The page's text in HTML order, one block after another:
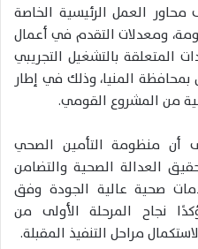
محاور العمل الرئيسية الخاصة
ومعدلات التقدم في أعمال
المتعلقة بالتشغيل التجريبي
المنيا، وذلك في إطار
من المشروع القومي.
أن منظومة التأمين الصحي
العدالة الصحية والتضامن
صحية عالية الجودة وفق
نجاح المرحلة الأولى من
مراحل التنفيذ المقبلة.